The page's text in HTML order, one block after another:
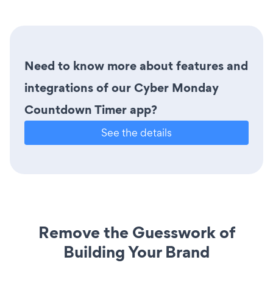
Need to know more about features and
integrations of our Cyber Monday
Countdown Timer app?
See the details
Remove the Guesswork of
Building Your Brand